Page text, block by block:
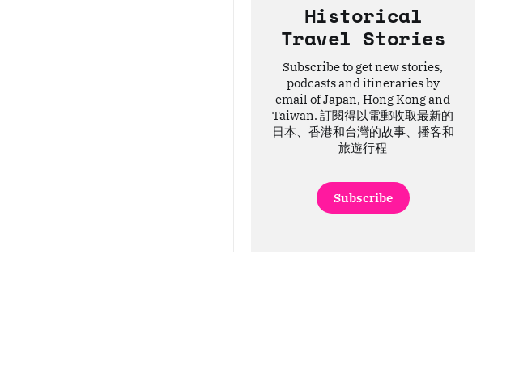
Historical
Travel Stories
Subscribe to get new stories,
podcasts and itineraries by
email of Japan, Hong Kong and
Taiwan. 訂閱得以電郵收取最新的
日本、香港和台灣的故事、播客和
旅遊行程
Subscribe